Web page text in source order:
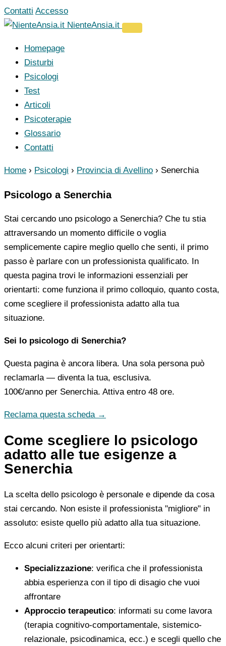
Vai
al
Contatti Accesso
NienteAnsia.it
Homepage
Disturbi
Psicologi
Test
Articoli
Psicoterapie
Glossario
Contatti
Home › Psicologi › Provincia di Avellino › Senerchia
Psicologo a Senerchia
Stai cercando uno psicologo a Senerchia? Che tu stia
attraversando un momento difficile o voglia
semplicemente capire meglio quello che senti, il primo
passo è parlare con un professionista qualificato. In
questa pagina trovi le informazioni essenziali per
orientarti: come funziona il primo colloquio, quanto costa,
come scegliere il professionista adatto alla tua
situazione.
Sei lo psicologo di Senerchia?
Questa pagina è ancora libera. Una sola persona può
reclamarla — diventa la tua, esclusiva.
100€/anno per Senerchia. Attiva entro 48 ore.
Reclama questa scheda →
Come scegliere lo psicologo
adatto alle tue esigenze a
Senerchia
La scelta dello psicologo è personale e dipende da cosa
stai cercando. Non esiste il professionista "migliore" in
assoluto: esiste quello più adatto alla tua situazione.
Ecco alcuni criteri per orientarti:
Specializzazione: verifica che il professionista
abbia esperienza con il tipo di disagio che vuoi
affrontare
Approccio terapeutico: informati su come lavora
(terapia cognitivo-comportamentale, sistemico-
relazionale, psicodinamica, ecc.) e scegli quello che